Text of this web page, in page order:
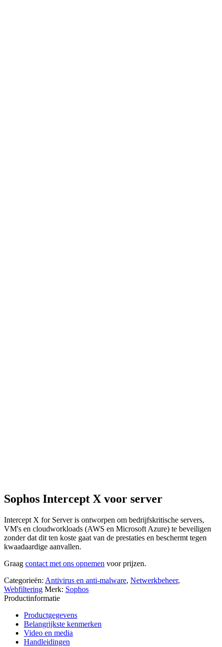
Sophos Intercept X voor server
Intercept X for Server is ontworpen om bedrijfskritische servers,
VM's en cloudworkloads (AWS en Microsoft Azure) te beveiligen
zonder dat dit ten koste gaat van de prestaties en beschermt tegen
kwaadaardige aanvallen.
Graag contact met ons opnemen voor prijzen.
Categorieën: Antivirus en anti-malware, Netwerkbeheer,
Webfiltering Merk: Sophos
Productinformatie
Productgegevens
Belangrijkste kenmerken
Video en media
Handleidingen